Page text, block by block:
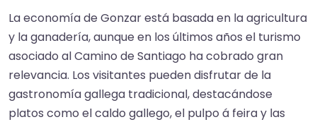
La economía de Gonzar está basada en la agricultura
y la ganadería, aunque en los últimos años el turismo
asociado al Camino de Santiago ha cobrado gran
relevancia. Los visitantes pueden disfrutar de la
gastronomía gallega tradicional, destacándose
platos como el caldo gallego, el pulpo á feira y las